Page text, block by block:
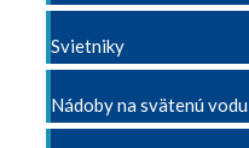
Svietniky
Nádoby na svätenú vodu